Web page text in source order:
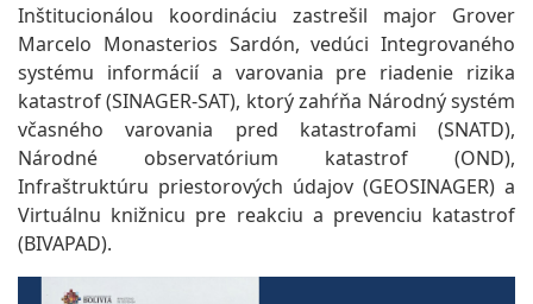
Inštitucionálou koordináciu zastrešil major Grover
Marcelo Monasterios Sardón, vedúci Integrovaného
systému informácií a varovania pre riadenie rizika
katastrof (SINAGER-SAT), ktorý zahŕňa Národný systém
včasného varovania pred katastrofami (SNATD),
Národné observatórium katastrof (OND),
Infraštruktúru priestorových údajov (GEOSINAGER) a
Virtuálnu knižnicu pre reakciu a prevenciu katastrof
(BIVAPAD).